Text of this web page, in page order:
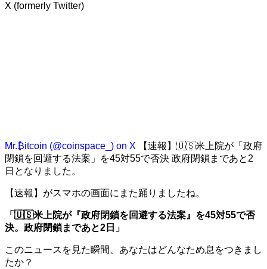
X (formerly Twitter)
Mr.₿itcoin (@coinspace_) on X
【速報】🇺🇸米上院が「政府
閉鎖を回避する法案」を45対55で否決 政府閉鎖まであと2
日となりました。
【速報】がスマホの画面にまた踊りましたね。
「🇺🇸米上院が『政府閉鎖を回避する法案』を45対55で否
決。政府閉鎖まであと2日」
このニュースを見た瞬間、あなたはどんなため息をつきまし
たか？